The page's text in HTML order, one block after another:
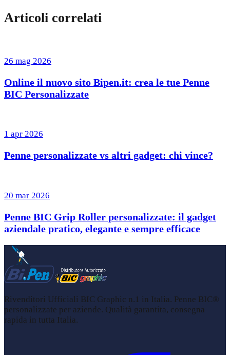
Articoli correlati
26 mag 2026
Online il nuovo sito Bipen.it: crea le tue Penne
BIC Personalizzate
1 apr 2026
Penne personalizzate vs altri gadget: chi vince?
20 mar 2026
Penne BIC Grip Roller personalizzate: il gadget
aziendale pratico, elegante e sempre efficace
Rivenditori Ufficiali BIC Graphic n.1 in Italia. Penne BIC®
personalizzate per aziende. Qualità garantita, consegna
rapida in tutta Italia.